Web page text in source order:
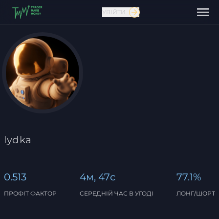
Зв'язатися з нами
УВІЙТИ
lydka
0.513
ПРОФІТ ФАКТОР
4м, 47с
СЕРЕДНІЙ ЧАС В УГОДІ
77.1%
ЛОНГ/ШОРТ